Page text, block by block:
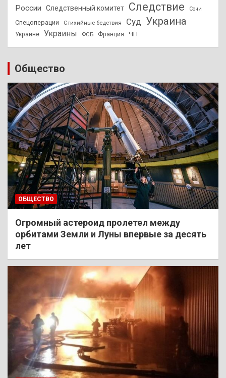
России
Следственный комитет Следствие Сочи
Спецоперации Стихийные бедствия Суд Украина
Украине Украины ФСБ Франция ЧП
Общество
ОБЩЕСТВО
Огромный астероид пролетел между
орбитами Земли и Луны впервые за десять
лет